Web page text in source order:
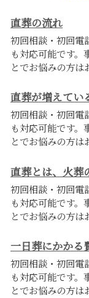
直葬の流れ
初回相談・初回電
も対応可能です。
とでお悩みの方は
直葬が増えてい
初回相談・初回電
も対応可能です。
とでお悩みの方は
直葬とは、火葬
初回相談・初回電
も対応可能です。
とでお悩みの方は
一日葬にかかる
初回相談・初回電
も対応可能です。
とでお悩みの方は